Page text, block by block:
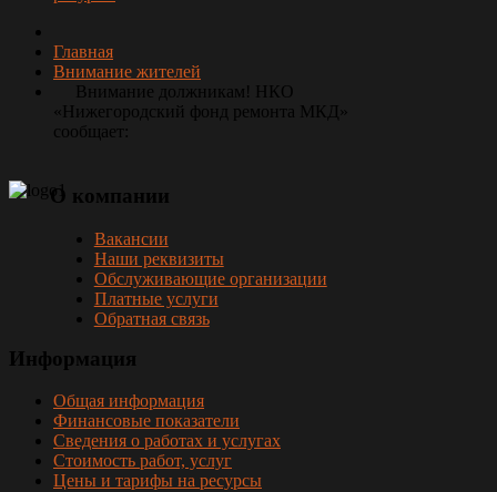
Главная
Внимание жителей
Внимание должникам! НКО
«Нижегородский фонд ремонта МКД»
сообщает:
О компании
Вакансии
Наши реквизиты
Обслуживающие организации
Платные услуги
Обратная связь
Информация
Общая информация
Финансовые показатели
Сведения о работах и услугах
Стоимость работ, услуг
Цены и тарифы на ресурсы